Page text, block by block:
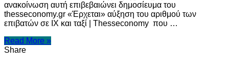
ανακοίνωση αυτή επιβεβαιώνει δημοσίευμα του
thesseconomy.gr «Έρχεται» αύξηση του αριθμού των
επιβατών σε ΙΧ και ταξί | Thesseconomy που …
Read More »
Share